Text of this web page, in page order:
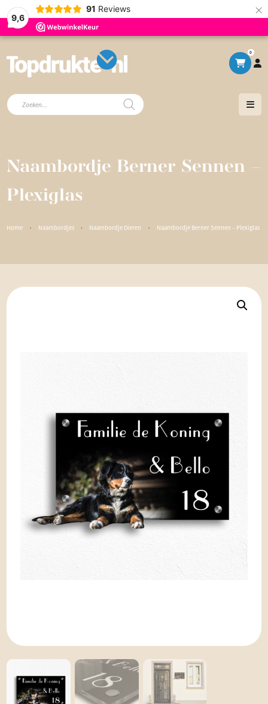
9,6
91 Reviews ×
0
Producten
zoeken
Naambordje Berner Sennen –
Plexiglas
Home · Naambordjes · Naambordje Dieren · Naambordje Berner Sennen – Plexiglas